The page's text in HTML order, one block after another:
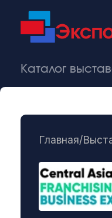
Каталог
Главная/